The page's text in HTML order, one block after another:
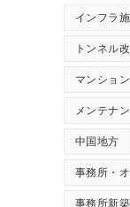
インフラ
トンネル
マンショ
メンテナ
中国地方
事務所・
事務所新